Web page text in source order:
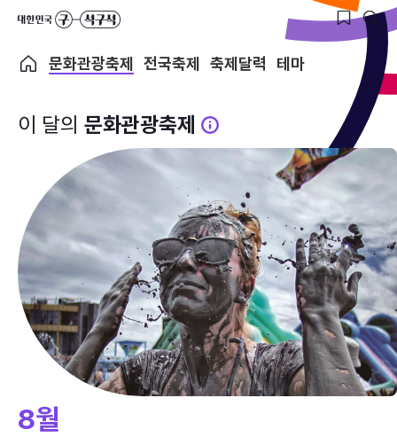
문화관광축제 전국축제 축제달력 테마
이 달의 문화관광축제
8월